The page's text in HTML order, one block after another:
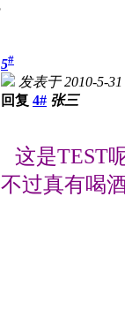
5#
发表于 2010-5-
回复 4# 张三
这是TEST
不过真有喝